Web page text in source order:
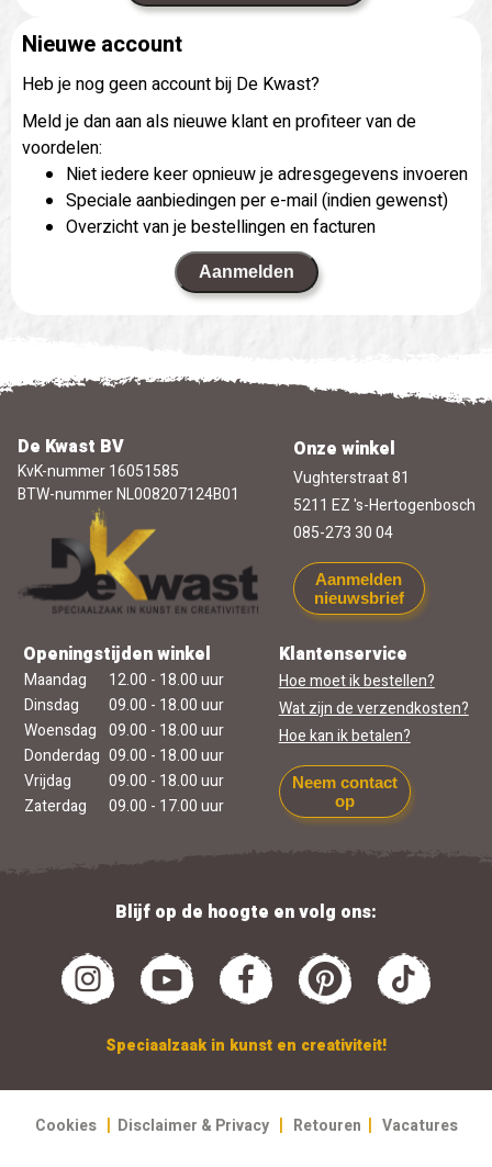
Nieuwe account
Heb je nog geen account bij De Kwast?
Meld je dan aan als nieuwe klant en profiteer van de
voordelen:
Niet iedere keer opnieuw je adresgegevens invoeren
Speciale aanbiedingen per e-mail (indien gewenst)
Overzicht van je bestellingen en facturen
Aanmelden
De Kwast BV
KvK-nummer 16051585
BTW-nummer NL008207124B01
Onze winkel
Vughterstraat 81
5211 EZ 's-Hertogenbosch
085-273 30 04
Aanmelden
nieuwsbrief
Openingstijden winkel
Maandag
12.00 - 18.00 uur
Dinsdag
09.00 - 18.00 uur
Woensdag 09.00 - 18.00 uur
Donderdag 09.00 - 18.00 uur
Vrijdag
09.00 - 18.00 uur
Zaterdag
09.00 - 17.00 uur
Klantenservice
Hoe moet ik bestellen?
Wat zijn de verzendkosten?
Hoe kan ik betalen?
Neem contact
op
Blijf op de hoogte en volg ons:
Speciaalzaak in kunst en creativiteit!
Cookies | Disclaimer & Privacy | Retouren | Vacatures